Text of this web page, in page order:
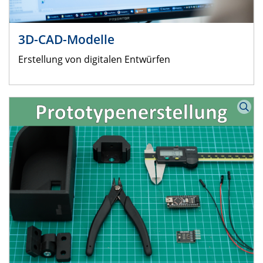
3D-CAD-Modelle
Erstellung von digitalen Entwürfen